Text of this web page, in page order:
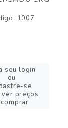
1007
seu login
ou
se
ver preços